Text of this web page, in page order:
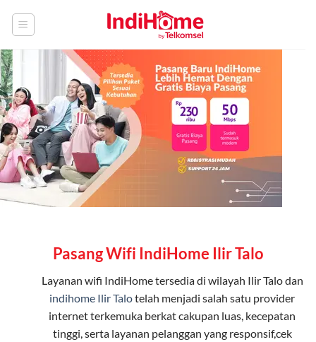
Pasang Wifi IndiHome Ilir Talo
Layanan wifi IndiHometersedia di wilayah Ilir Talo dan
indihome Ilir Talotelah menjadi salah satu provider
internet terkemuka berkat cakupan luas, kecepatan
tinggi, serta layanan pelanggan yang responsif,cek